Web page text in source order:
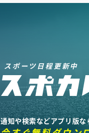
スポーツ日程更新中
通知や検索などアプリ版